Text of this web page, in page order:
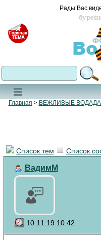
Рады Вас
Главная > ВЕЖЛИВЫЕ
Список тем Список
ВадимМ
10.11.19 10:42